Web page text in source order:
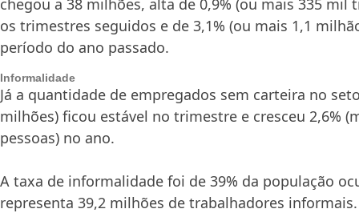
chegou a 38 milhões, alta de 0,9% (ou mais 335 mil
os trimestres seguidos e de 3,1% (ou mais 1,1
período do ano passado.
Informalidade
Já a quantidade de empregados sem carteira no
milhões) ficou estável no trimestre e cresceu 2,6%
pessoas) no ano.
A taxa de informalidade foi de 39% da população
representa 39,2 milhões de trabalhadores